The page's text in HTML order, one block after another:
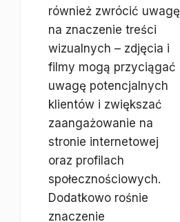
również zwrócić uwagę
na znaczenie treści
wizualnych – zdjęcia i
filmy mogą przyciągać
uwagę potencjalnych
klientów i zwiększać
zaangażowanie na
stronie internetowej
oraz profilach
społecznościowych.
Dodatkowo rośnie
znaczenie